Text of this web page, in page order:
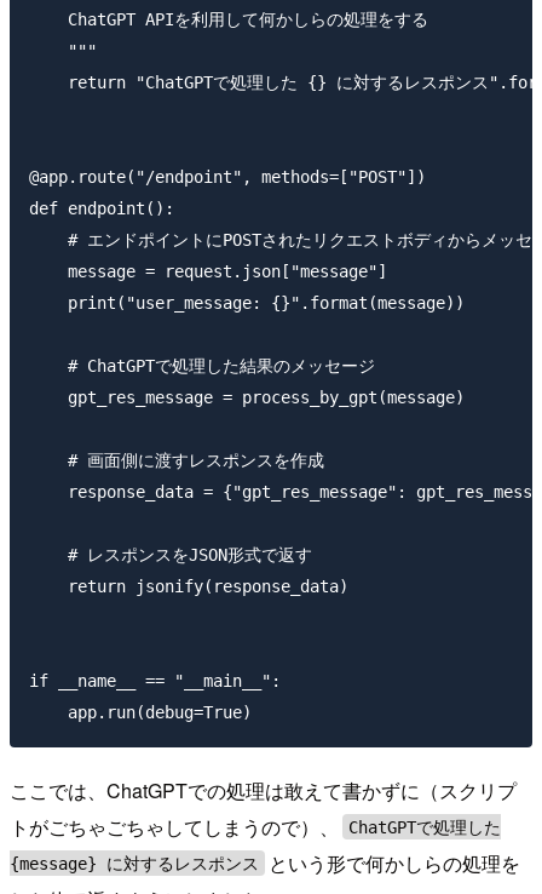
    ChatGPT APIを利用して何かしらの処理をする
    """
return "ChatGPTで処理した {} に対するレスポンス
@app.route("/endpoint", methods=["POST"])
def endpoint():
# エンドポイントにPOSTされたリクエストボディからメッセ
    message = request.json["message"]
    print("user_message: {}".format(message))
    # ChatGPTで処理した結果のメッセージ
    gpt_res_message = process_by_gpt(message)
    # 画面側に渡すレスポンスを作成
response_data = {"gpt_res_message":
    # レスポンスをJSON形式で返す
    return jsonify(response_data)
if __name__ == "__main__":
ここでは、ChatGPTでの処理は敢えて書かずに（スクリプ
トがごちゃごちゃしてしまうので）、
ChatGPTで処理した
{message} に対するレスポンス
という形で何かしらの処理を